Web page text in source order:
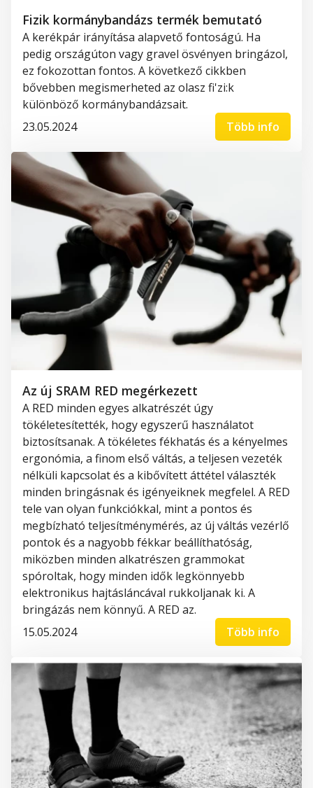
Fizik kormánybandázs termék bemutató
A kerékpár irányítása alapvető fontoságú. Ha
pedig országúton vagy gravel ösvényen bringázol,
ez fokozottan fontos. A következő cikkben
bővebben megismerheted az olasz fi'zi:k
különböző kormánybandázsait.
23.05.2024
Több info
Az új SRAM RED megérkezett
A RED minden egyes alkatrészét úgy
tökéletesítették, hogy egyszerű használatot
biztosítsanak. A tökéletes fékhatás és a kényelmes
ergonómia, a finom első váltás, a teljesen vezeték
nélküli kapcsolat és a kibővített áttétel választék
minden bringásnak és igényeiknek megfelel. A RED
tele van olyan funkciókkal, mint a pontos és
megbízható teljesítménymérés, az új váltás vezérlő
pontok és a nagyobb fékkar beállíthatóság,
miközben minden alkatrészen grammokat
spóroltak, hogy minden idők legkönnyebb
elektronikus hajtásláncával rukkoljanak ki. A
bringázás nem könnyű. A RED az.
15.05.2024
Több info